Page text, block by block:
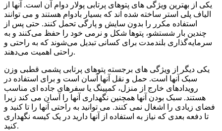
یکی از بهترین ویژگی های پتوهای پرتابی پولار دوام آن است. آنها از
الیاف پلی استر ساخته شده اند که بسیار بادوام هستند و می توانند
استفاده مکرر را بدون سایش و پارگی تحمل کنند. حتی پس از
چندین بار شستشو، پتوها شکل و نرمی خود را حفظ می‌کنند و به
سرمایه‌گذاری بلندمدت برای کسانی تبدیل می‌شوند که به راحتی و
راحتی اهمیت می‌دهند.
یکی دیگر از ویژگی های برجسته پتوهای پرتابی پشمی قطبی وزن
سبک آنها است. حمل و نقل آنها آسان است و برای استفاده در
رویدادهای خارج از منزل، کمپینگ یا سفرهای جاده ای مناسب
هستند. سبک بودن آنها همچنین نگهداری آنها را آسان می کند زیرا
فضای زیادی را اشغال نمی کنند. می توانید به راحتی آنها را تا کنید و
تا دفعه بعدی که نیاز به استفاده از آنها دارید در یک کیسه نگهداری
کنید.